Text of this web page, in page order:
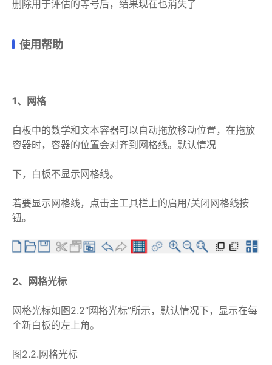
删除用于评估的等号后，结果现在也消失了
使用帮助
1、网格
白板中的数学和文本容器可以自动拖放移动位置，在拖放
容器时，容器的位置会对齐到网格线。默认情况
下，白板不显示网格线。
若要显示网格线，点击主工具栏上的启用/关闭网格线按
钮。
2、网格光标
网格光标如图2.2“网格光标”所示，默认情况下，显示在每
个新白板的左上角。
图2.2.网格光标